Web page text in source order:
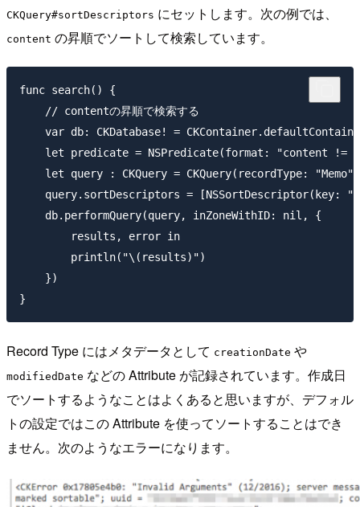
CKQuery#sortDescriptors にセットします。次の例では、
content の昇順でソートして検索しています。
func search() {
    // contentの昇順で検索する
var db: CKDatabase! =
let predicate = NSPredicate(format: "content !=
let query : CKQuery = CKQuery(recordType:
query.sortDescriptors = [NSSortDescriptor(key:
    db.performQuery(query, inZoneWithID: nil, {
        results, error in
        println("\(results)")
    })
Record Type にはメタデータとして creationDate や
modifiedDate などの Attribute が記録されています。作成日
でソートするようなことはよくあると思いますが、デフォル
トの設定ではこの Attribute を使ってソートすることはでき
ません。次のようなエラーになります。